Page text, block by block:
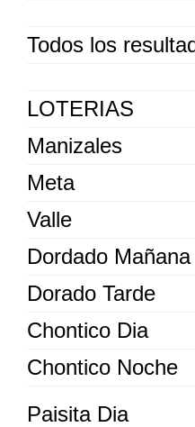
Todos los
LOTERIAS
Manizales
Meta
Valle
Dordado Mañana
Dorado Tarde
Chontico Dia
Chontico Noche
Paisita Dia